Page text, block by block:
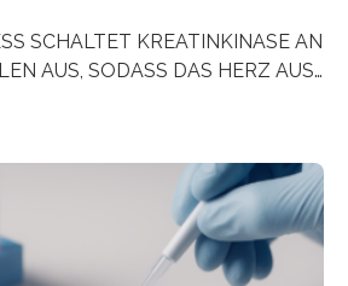
SCHALTET KREATINKINASE AN
AUS, SODASS DAS HERZ AUS
Zentrum für Herzinsuffizienz
warum der Energietransport bei
(HCM) versagen
eine Verringerung der
oxidativen Stresses